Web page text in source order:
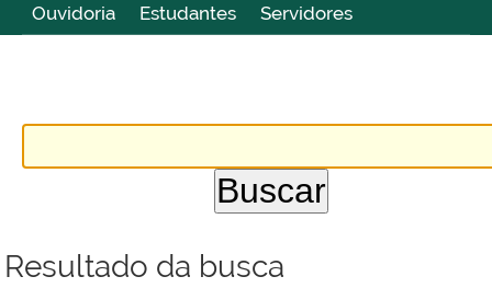
Ouvidoria
Estudantes Servidores
Resultado da busca